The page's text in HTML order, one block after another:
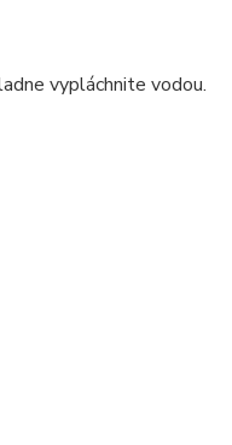
vypláchnite vodou.